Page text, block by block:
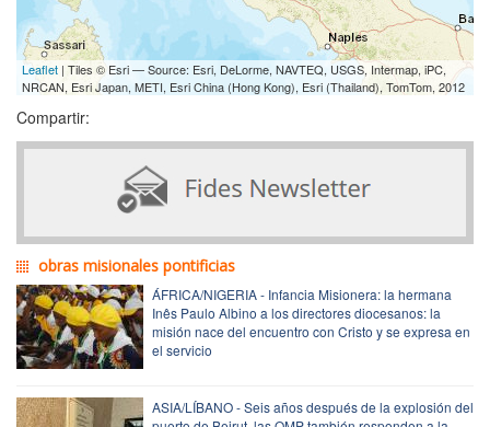
Leaflet | Tiles © Esri — Source: Esri, DeLorme, NAVTEQ, USGS, Intermap, iPC,
NRCAN, Esri Japan, METI, Esri China (Hong Kong), Esri (Thailand), TomTom, 2012
Compartir:
obras misionales pontificias
ÁFRICA/NIGERIA - Infancia Misionera: la hermana
Inês Paulo Albino a los directores diocesanos: la
misión nace del encuentro con Cristo y se expresa en
el servicio
ASIA/LÍBANO - Seis años después de la explosión del